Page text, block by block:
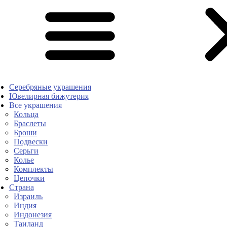
Серебряные украшения
Ювелирная бижутерия
Все украшения
Кольца
Браслеты
Броши
Подвески
Серьги
Колье
Комплекты
Цепочки
Страна
Израиль
Индия
Индонезия
Таиланд